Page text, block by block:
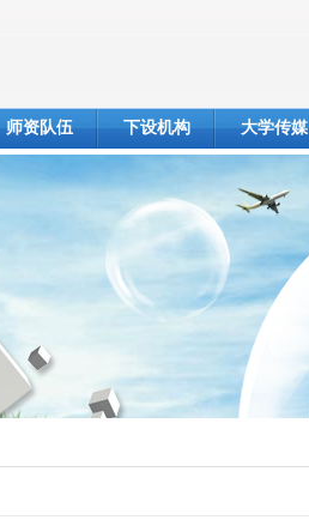
师资队伍 下设机构 大学传媒